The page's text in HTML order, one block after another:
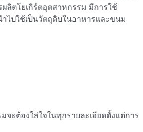
ลิตโยเกิร์ตอุตสาหกรรม มีการใช้
ไปใช้เป็นวัตถุดิบในอาหารและขนม
ต้องใส่ใจในทุกรายละเอียดตั้งแต่การ